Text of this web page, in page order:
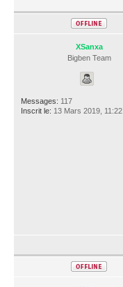
XSanxa
Bigben Team
Messages: 117
Inscrit le: 13 Mars 2019, 11:22